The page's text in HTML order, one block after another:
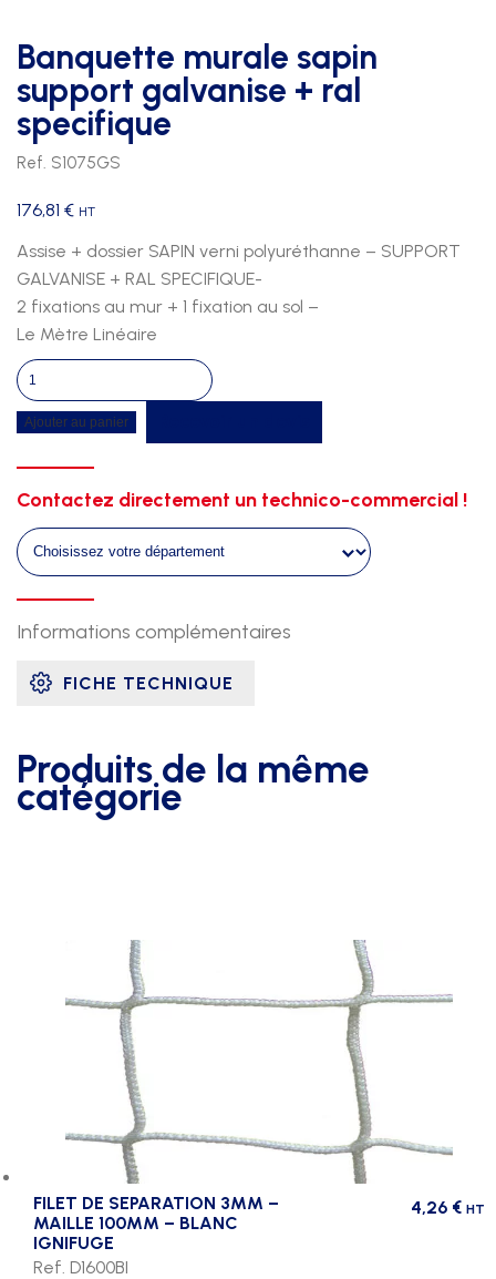
Banquette murale sapin
support galvanise + ral
specifique
Ref. S1075GS
176,81 € HT
Assise + dossier SAPIN verni polyuréthanne – SUPPORT
GALVANISE + RAL SPECIFIQUE-
2 fixations au mur + 1 fixation au sol –
Le Mètre Linéaire
quantité
de
Banquette
support
galvanise
+
specifique
Ajouter au panier
Contactez directement un technico-commercial !
Informations complémentaires
FICHE TECHNIQUE
Produits de la même
catégorie
FILET DE SEPARATION 3MM –
MAILLE 100MM – BLANC
IGNIFUGE
4,26 € HT
Ref. D1600BI